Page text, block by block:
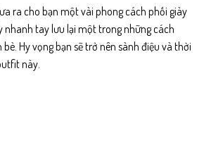
ra cho bạn một vài phong cách phối giày
nhanh tay lưu lại một trong những cách
Hy vọng bạn sẽ trở nên sành điệu và thời
này.